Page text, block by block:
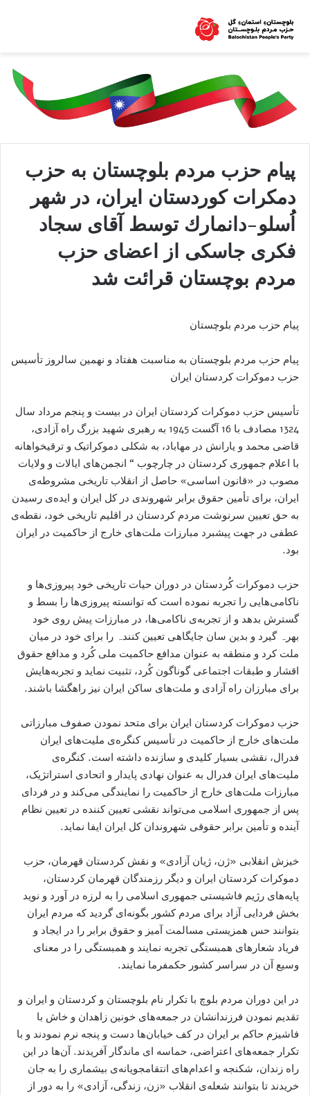
پيام حزب مردم بلوچستان به حزب
دمکرات کوردستان ایران، در شهر
اُسلو-دانمارك توسط آقای سجاد
فكرى جاسكى از اعضای حزب
مردم بوچستان قرائت شد
پيام حزب مردم بلوچستان
پیام حزب مردم بلوچستان به مناسبت هفتاد و نھمین سالروز تأسیس
حزب دموکرات کردستان ایران
تأسیس حزب دموکرات کردستان ایران در بیست و پنجم مرداد سال
1324 مصادف با 16 آگست 1945 به رهبری شهید بزرگ راه آزادی،
قاضی محمد و یارانش در مهاباد، به شکلی دموکراتیک و ترقیخواهانه
با اعلام جمھوری کردستان در چارچوب “ انجمن‌ھای ایالات و ولایات
مصوب در «قانون اساسی» حاصل از انقلاب تاریخی مشروطه‌ی
ایران، برای تأمین حقوق برابر شهروندی در کل ایران و ایده‌ی رسیدن
به حق تعیین سرنوشت مردم کردستان در اقلیم تاریخی خود، نقطه‌ی
عطفی در جهت پیشبرد مبارزات ملت‌های خارج از حاکمیت در ایران
بود.
حزب دموکرات کُردستان در دوران حیات تاریخی خود پیروزی‌ها و
ناکامی‌هایی را تجربه نموده است که توانسته پیروزی‌ها را بسط و
گسترش بدهد و از تجربه‌ی ناکامی‌‌ھا، در مبارزات پیش روی خود
بھرہ گیرد و بدین سان جایگاهی تعیین کنندہ را برای خود در میان
ملت کرد و منطقه به عنوان مدافع حاکمیت ملی کُرد و مدافع حقوق
اقشار و طبقات اجتماعی گوناگون کُرد، تثبیت نماید و تجربه‌هایش
برای مبارزان راه آزادی و ملت‌های ساکن ایران نیز راهگشا باشند.
حزب دموکرات کردستان ایران برای متحد نمودن صفوف مبارزاتی
ملت‌های خارج از حاکمیت در تأسیس کنگره‌ی ملیت‌های ایران
فدرال، نقشی بسیار کلیدی و سازنده داشته است. کنگره‌ی
ملیت‌های ایران فدرال به عنوان نھادی پایدار و اتحادی استراتژیک،
مبارزات ملت‌های خارج از حاکمیت را نمایندگی می‌کند و در فردای
پس از جمهوری اسلامی می‌تواند نقشی تعیین کننده در تعیین نظام
آینده و تأمین برابر حقوقی شهروندان کل ایران ایفا نماید.
خیزش انقلابی «ژن، ژیان آزادی» و نقش کردستان قهرمان، حزب
دموکرات کردستان ایران و دیگر رزمندگان قھرمان کردستان،
پایه‌های رژیم فاشیستی جمهوری اسلامی را به لرزه در آورد و نوید
بخش فردایی آزاد برای مردم کشور بگونه‌ای گردید که مردم ایران
بتوانند حس همزیستی مسالمت آمیز و حقوق برابر را در ایجاد و
فریاد شعارھای همبستگی تجربه نمایند و ھمبستگی را در معنای
وسیع آن در سراسر کشور حکمفرما نمایند.
در این دوران مردم بلوچ با تکرار نام بلوچستان و کردستان و ایران و
تقدیم نمودن فرزندانشان در جمعه‌های خونین زاهدان و خاش با
فاشیزم حاکم بر ایران در کف خیابان‌ها دست و پنجه نرم نمودند و با
تکرار جمعه‌های اعتراضی، حماسه ای ماندگار آفریدند. آن‌ها در این
راه زندان، شکنجه و اعدام‌های انتقامجویانه‌ی بیشماری را به جان
خریدند تا بتوانند شعله‌ی انقلاب «زن، زندگی، آزادی» را به دور از